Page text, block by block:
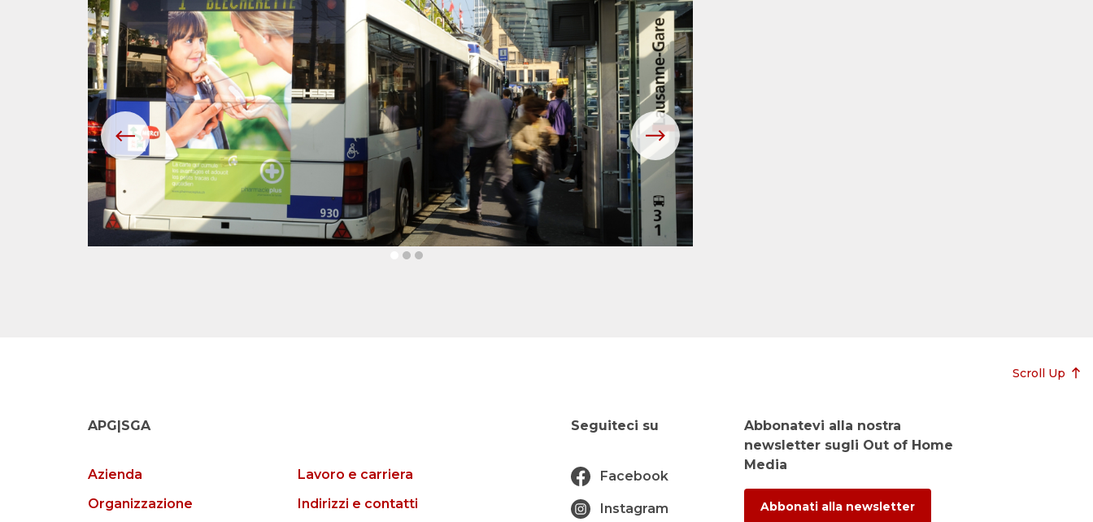
Scroll Up
APG|SGA
Azienda
Lavoro e carriera
Organizzazione
Indirizzi e contatti
Seguiteci su
Facebook
Instagram
Abbonatevi alla nostra
newsletter sugli Out of Home
Media
Abbonati alla newsletter